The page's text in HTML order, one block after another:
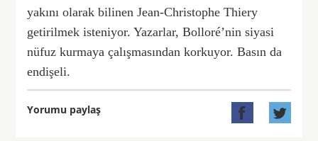
yakını olarak bilinen Jean-Christophe Thiery
getirilmek isteniyor. Yazarlar, Bolloré’nin siyasi
nüfuz kurmaya çalışmasından korkuyor. Basın da
endişeli.
Yorumu paylaş  